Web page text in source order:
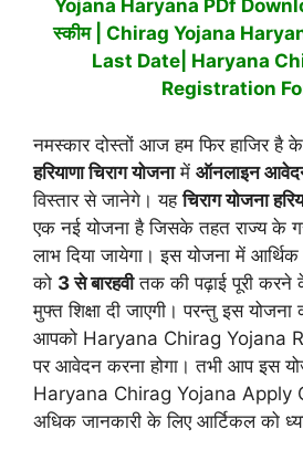
Yojana Haryana PDf
स्कीम | Chirag Yojana
Last Date| Haryana
Registration
नमस्कार दोस्तों आज हम फिर हाजिर है
हरियाणा चिराग योजनामें ऑनलाइन
विस्तार से जानेगे। यहचिराग योजना
एक नई योजना है जिसके तहत राज्य के
लाभ दिया जायेगा। इस योजना में
को 3 से बारहवीतक की पढ़ाई पूरी करने
मुफ्त शिक्षा दी जाएगी। परन्तु इस
आपको Haryana Chirag Yojana
पर आवेदन करना होगा। तभी आप इस
Haryana Chirag Yojana Apply
अधिक जानकारी के लिए आर्टिकल को